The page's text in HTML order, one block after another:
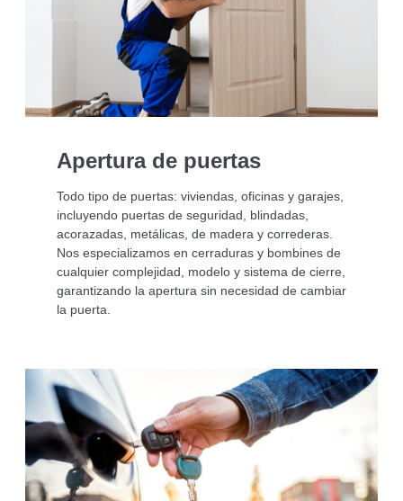
Apertura de puertas
Todo tipo de puertas: viviendas, oficinas y garajes,
incluyendo puertas de seguridad, blindadas,
acorazadas, metálicas, de madera y correderas.
Nos especializamos en cerraduras y bombines de
cualquier complejidad, modelo y sistema de cierre,
garantizando la apertura sin necesidad de cambiar
la puerta.